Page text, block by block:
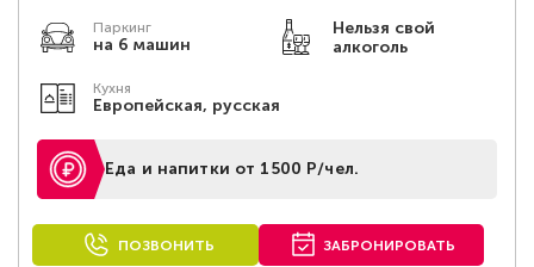
Паркинг
на 6 машин
Нельзя свой
алкоголь
Кухня
Европейская, русская
Еда и напитки от 1500 Р/чел.
ПОЗВОНИТЬ ЗАБРОНИРОВАТЬ